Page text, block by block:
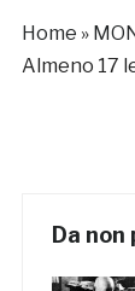
Home »
Almeno 17
Da